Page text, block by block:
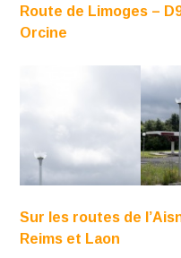
Route de Limoges –
Orcine
Sur les routes de
Reims et Laon